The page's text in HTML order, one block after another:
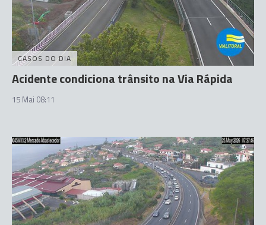
CASOS DO DIA
Acidente condiciona trânsito na Via Rápida
15 Mai 08:11